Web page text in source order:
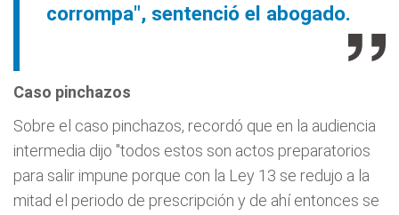
corrompa", sentenció el abogado.
Caso pinchazos
Sobre el caso pinchazos, recordó que en la audiencia
intermedia dijo "todos estos son actos preparatorios
para salir impune porque con la Ley 13 se redujo a la
mitad el periodo de prescripción y de ahí entonces se